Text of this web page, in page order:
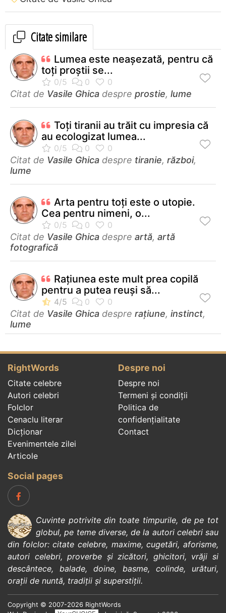
Citate similare
Lumea este neaşezată, pentru că
toţi proştii se...
Citat de Vasile Ghica despre prostie, lume
Toţi tiranii au trăit cu impresia că
au ecologizat lumea...
Citat de Vasile Ghica despre tiranie, război,
lume
Arta pentru toţi este o utopie.
Cea pentru nimeni, o...
Citat de Vasile Ghica despre artă, artă
fotografică
Rațiunea este mult prea copilă
pentru a putea reuși să...
Citat de Vasile Ghica despre rațiune, instinct,
lume
RightWords
Citate celebre
Autori celebri
Folclor
Cenaclu literar
Dicționar
Evenimentele zilei
Articole
Despre noi
Despre noi
Termeni și condiții
Politica de
confidenţialitate
Contact
Social pages
Cuvinte potrivite din toate timpurile, de pe tot
globul, pe teme diverse, de la autori celebrisau
din folclor:citate celebre, maxime,cugetări,aforisme,
autori celebri,proverbe și zicători, ghicitori, vrăji si
descântece, balade, doine, basme, colinde, urături,
orații de nuntă, tradiții și superstiții.
Copyright © 2007-2026 RightWords